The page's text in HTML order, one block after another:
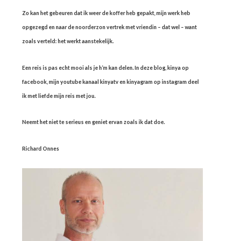
Zo kan het gebeuren dat ik weer de koffer heb gepakt, mijn werk heb
opgezegd en naar de noorderzon vertrek met vriendin – dat wel – want
zoals verteld: het werkt aanstekelijk.
Een reis is pas echt mooi als je h’m kan delen. In deze blog, kinya op
facebook, mijn youtube kanaal kinyatv en kinyagram op instagram deel
ik met liefde mijn reis met jou.
Neemt het niet te serieus en geniet ervan zoals ik dat doe.
Richard Onnes